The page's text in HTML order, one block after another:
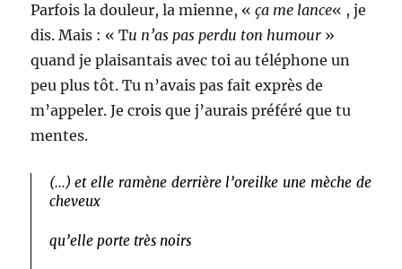
Parfois la douleur, la mienne, «ça me lance« , je
dis. Mais : « Tu n’as pas perdu ton humour »
quand je plaisantais avec toi au téléphone un
peu plus tôt. Tu n’avais pas fait exprès de
m’appeler. Je crois que j’aurais préféré que tu
mentes.
(…) et elle ramène derrière l’oreilke une mèche de
cheveux
qu’elle porte très noirs